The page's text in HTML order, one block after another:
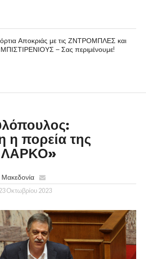
Αποκριάς με τις ΖΝΤΡΟΜΠΛΕΣ και
– Σας περιμένουμε!
η πορεία της
ΛΑΡΚΟ»
Μακεδονία
Οκτωβρίου 2023